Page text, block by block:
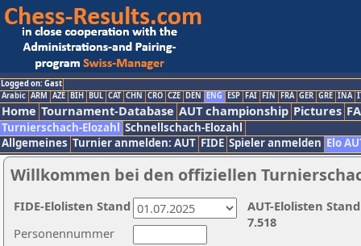
Logged on: Gast
Arabic ARM AZE BIH BUL CAT CHN CRO CZE DEN ENG ESP FAI FIN FRA GER GRE INA
Home Tournament-Database AUT championship Pictures
Turnierschach-Elozahl Schnellschach-Elozahl
Allgemeines Turnier anmelden: AUT FIDE Spieler anmelden Elo
Willkommen bei den offiziellen
Personennummer
AUT-Elolisten
7.518
FIDE-Elolisten Stand